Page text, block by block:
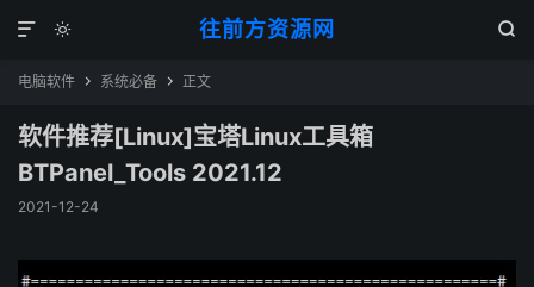
往前方资源网
 

电脑软件  系统必备  正文
软件推荐[Linux]宝塔Linux工具箱
BTPanel_Tools 2021.12
2021-12-24